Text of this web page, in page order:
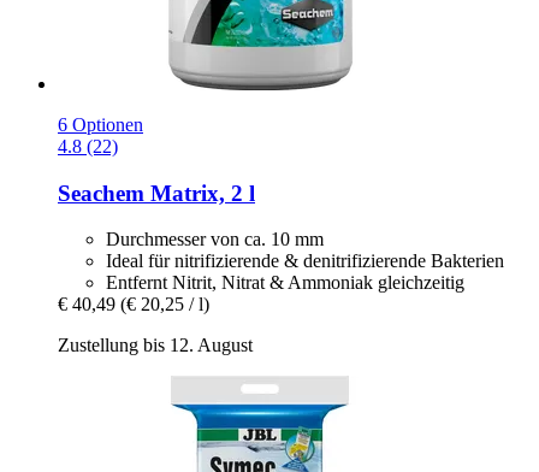
6 Optionen
4.8 (22)
Seachem Matrix, 2 l
Durchmesser von ca. 10 mm
Ideal für nitrifizierende & denitrifizierende Bakterien
Entfernt Nitrit, Nitrat & Ammoniak gleichzeitig
€ 40,49 (€ 20,25 / l)
Zustellung bis 12. August